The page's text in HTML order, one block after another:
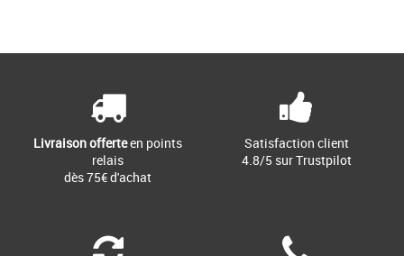
Livraison offerteen points
relais
dès 75€ d'achat
Satisfaction client
4.8/5 sur Trustpilot